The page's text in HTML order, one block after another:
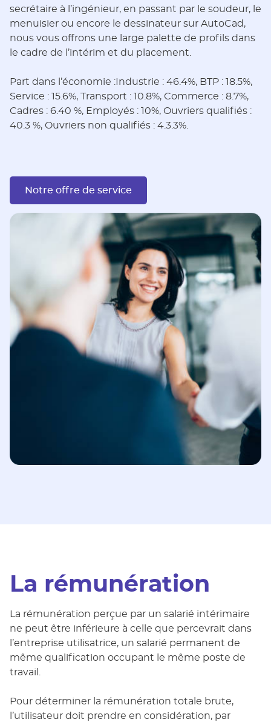
secrétaire à l’ingénieur, en passant par le soudeur, le
menuisier ou encore le dessinateur sur AutoCad,
nous vous offrons une large palette de profils dans
le cadre de l’intérim et du placement.
Part dans l’économie :Industrie : 46.4%, BTP : 18.5%,
Service : 15.6%, Transport : 10.8%, Commerce : 8.7%,
Cadres : 6.40 %, Employés : 10%, Ouvriers qualifiés :
40.3 %, Ouvriers non qualifiés : 4.3.3%.
Notre offre de service
La rémunération
La rémunération perçue par un salarié intérimaire
ne peut être inférieure à celle que percevrait dans
l’entreprise utilisatrice, un salarié permanent de
même qualification occupant le même poste de
travail.
Pour déterminer la rémunération totale brute,
l’utilisateur doit prendre en considération, par